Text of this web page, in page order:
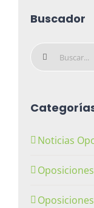
Buscador
Buscar:
Noticias